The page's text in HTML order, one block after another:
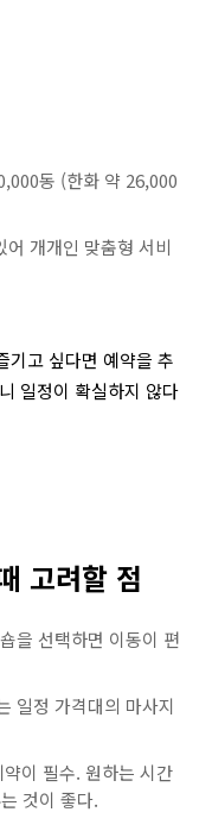
동 (한화 약 26,000
개개인 맞춤형 서비
기고 싶다면 예약을 추
일정이 확실하지 않다
고려할 점
을 선택하면 이동이 편
일정 가격대의 마사지
이 필수. 원하는 시간
것이 좋다.